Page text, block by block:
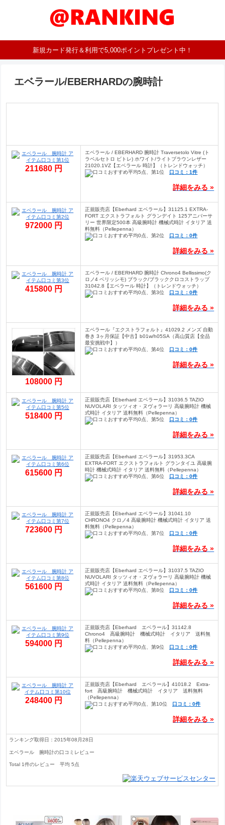
新規カード発行＆利用で5,000ポイントプレゼント中！
エベラール/EBERHARDの腕時計
211680 円
エベラール / EBERHARD 腕時計 Traversetolo Vitre (ト
ラベルセトロ ビトレ) ホワイト/ライトブラウンレザー
21020.1VZ【エベラール 時計】（トレンドウォッチ）
口コミ：1件
詳細をみる »
972000 円
正規販売店【Eberhard エベラール】31125.1 EXTRA-
FORT エクストラフォルト グランデイト 125アニバーサ
リー 世界限定500本 高級腕時計 機械式時計 イタリア 送
料無料（Pellepenna）
口コミ：0件
詳細をみる »
415800 円
エベラール / EBERHARD 腕時計 Chrono4 Bellissimo(ク
ロノ4 ベリッシモ) ブラック/ブラッククロコストラップ
31042.8【エベラール 時計】（トレンドウォッチ）
口コミ：0件
詳細をみる »
108000 円
エベラール『エクストラフォルト』41029.2 メンズ 自動
巻き 3ヶ月保証【中古】b01w/h05SA（高山質店【全品
最安挑戦中】）
口コミ：0件
詳細をみる »
518400 円
正規販売店【Eberhard エベラール】31036.5 TAZIO
NUVOLARI タッツィオ・ヌヴォラーリ 高級腕時計 機械
式時計 イタリア 送料無料（Pellepenna）
口コミ：0件
詳細をみる »
615600 円
正規販売店【Eberhard エベラール】31953.3CA
EXTRA-FORT エクストラフォルト グランタイユ 高級腕
時計 機械式時計 イタリア 送料無料（Pellepenna）
口コミ：0件
詳細をみる »
723600 円
正規販売店【Eberhard エベラール】31041.10
CHRONO4 クロノ4 高級腕時計 機械式時計 イタリア 送
料無料（Pellepenna）
口コミ：0件
詳細をみる »
561600 円
正規販売店【Eberhard エベラール】31037.5 TAZIO
NUVOLARI タッツィオ・ヌヴォラーリ 高級腕時計 機械
式時計 イタリア 送料無料（Pellepenna）
口コミ：0件
詳細をみる »
594000 円
正規販売店【Eberhard エベラール】31142.8
Chrono4 高級腕時計 機械式時計 イタリア 送料無
料（Pellepenna）
口コミ：0件
詳細をみる »
248400 円
正規販売店【Eberhard エベラール】41018.2 Extra-
fort 高級腕時計 機械式時計 イタリア 送料無料
（Pellepenna）
口コミ：0件
詳細をみる »
ランキング取得日：2015年08月28日
エベラール 腕時計の口コミレビュー
Total 1件のレビュー平均5点